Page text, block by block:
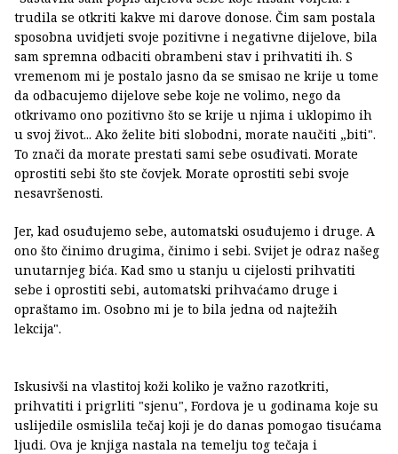
trudila se otkriti kakve mi darove donose. Čim sam postala
sposobna uvidjeti svoje pozitivne i negativne dijelove, bila
sam spremna odbaciti obrambeni stav i prihvatiti ih. S
vremenom mi je postalo jasno da se smisao ne krije u tome
da odbacujemo dijelove sebe koje ne volimo, nego da
otkrivamo ono pozitivno što se krije u njima i uklopimo ih
u svoj život... Ako želite biti slobodni, morate naučiti „biti".
To znači da morate prestati sami sebe osuđivati. Morate
oprostiti sebi što ste čovjek. Morate oprostiti sebi svoje
nesavršenosti.
Jer, kad osuđujemo sebe, automatski osuđujemo i druge. A
ono što činimo drugima, činimo i sebi. Svijet je odraz našeg
unutarnjeg bića. Kad smo u stanju u cijelosti prihvatiti
sebe i oprostiti sebi, automatski prihvaćamo druge i
opraštamo im. Osobno mi je to bila jedna od najtežih
lekcija".
Iskusivši na vlastitoj koži koliko je važno razotkriti,
prihvatiti i prigrliti "sjenu", Fordova je u godinama koje su
uslijedile osmislila tečaj koji je do danas pomogao tisućama
ljudi. Ova je knjiga nastala na temelju tog tečaja i